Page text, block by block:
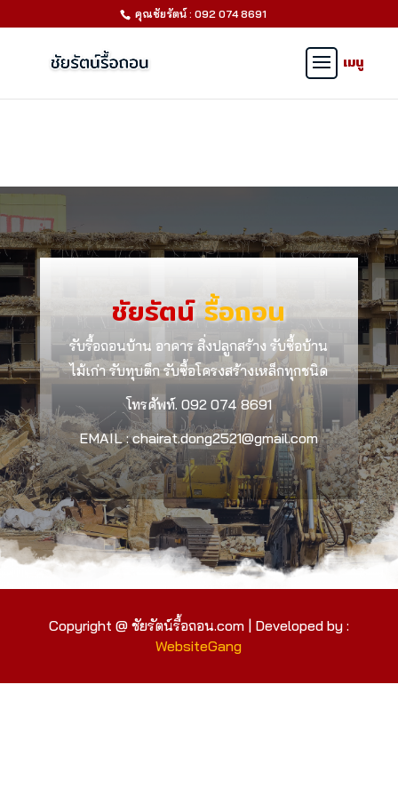
คุณชัยรัตน์ : 092 074 8691
ชัยรัตน์รื้อถอน
รับรื้อถอนบ้าน อาคาร สิ่งปลูกสร้าง รับซื้อบ้าน
ไม้เก่า รับทุบตึก รับซื้อโครงสร้างเหล็กทุกชนิด
โทรศัพท์. 092 074 8691
EMAIL : chairat.dong2521@gmail.com
Copyright @ ชัยรัตน์รื้อถอน.com | Developed by :
WebsiteGang